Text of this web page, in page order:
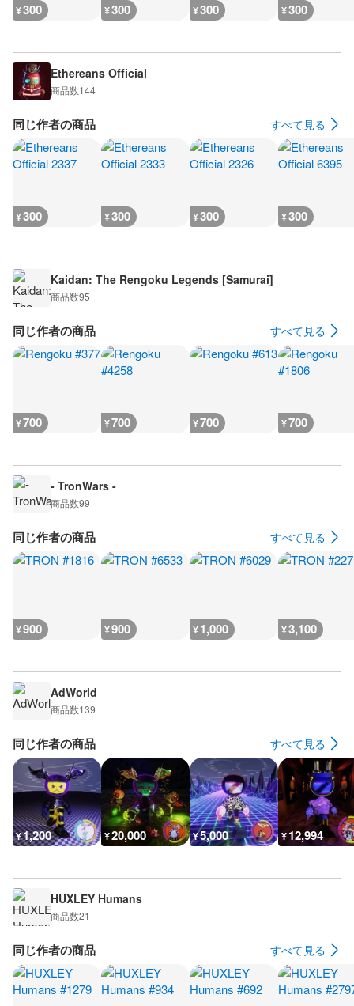
¥300 ¥300 ¥300 ¥300
Ethereans Official
商品数144
同じ作者の商品 すべて見る
¥300 ¥300 ¥300 ¥300
Kaidan: The Rengoku Legends [Samurai]
商品数95
同じ作者の商品 すべて見る
¥700 ¥700 ¥700 ¥700
- TronWars -
商品数99
同じ作者の商品 すべて見る
¥900 ¥900 ¥1,000 ¥3,100
AdWorld
商品数139
同じ作者の商品 すべて見る
¥1,200 ¥20,000 ¥5,000 ¥12,994
HUXLEY Humans
商品数21
同じ作者の商品 すべて見る